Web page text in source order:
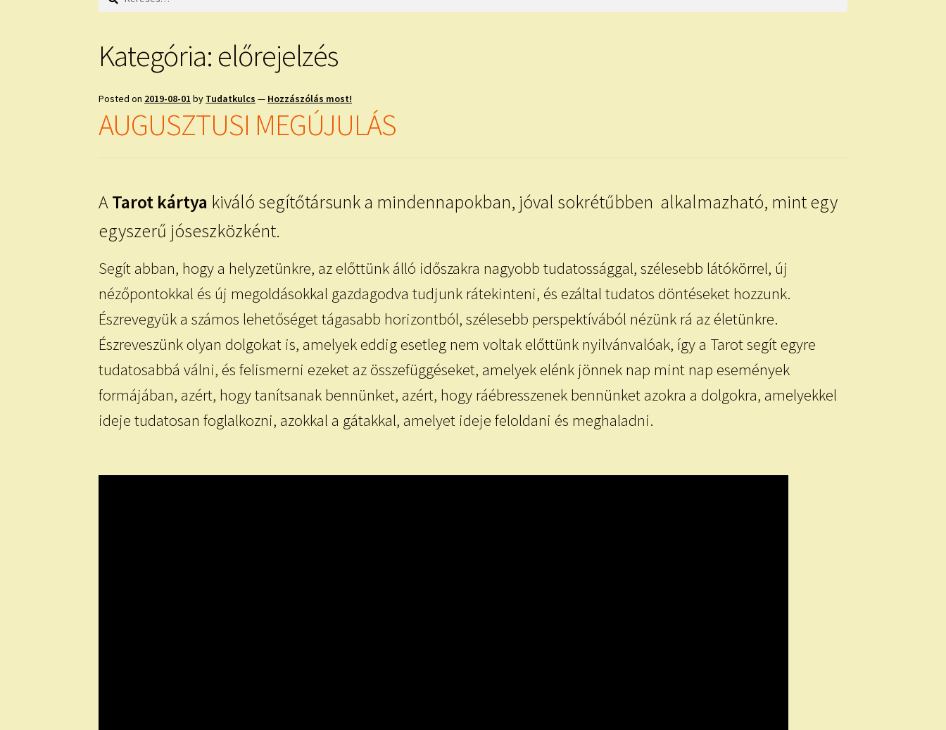
Kategória: előrejelzés
Posted on 2019-08-01 by Tudatkulcs — Hozzászólás most!
AUGUSZTUSI MEGÚJULÁS
ATarot kártya kiváló segítőtársunk a mindennapokban, jóval sokrétűbben alkalmazható, mint egy
egyszerű jóseszközként.
Segít abban, hogy a helyzetünkre, az előttünk álló időszakra nagyobb tudatossággal, szélesebb látókörrel, új
nézőpontokkal és új megoldásokkal gazdagodva tudjunk rátekinteni, és ezáltal tudatos döntéseket hozzunk.
Észrevegyük a számos lehetőséget tágasabb horizontból, szélesebb perspektívából nézünk rá az életünkre.
Észreveszünk olyan dolgokat is, amelyek eddig esetleg nem voltak előttünk nyilvánvalóak, így a Tarot segít egyre
tudatosabbá válni, és felismerni ezeket az összefüggéseket, amelyek elénk jönnek nap mint nap események
formájában, azért, hogy tanítsanak bennünket, azért, hogy ráébresszenek bennünket azokra a dolgokra, amelyekkel
ideje tudatosan foglalkozni, azokkal a gátakkal, amelyet ideje feloldani és meghaladni.